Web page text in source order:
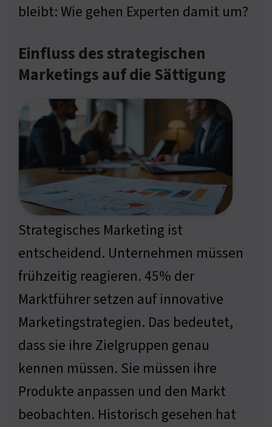
bleibt: Wie gehen Experten damit um?
Einfluss des strategischen
Marketings auf die Sättigung
Strategisches Marketing ist
entscheidend. Unternehmen müssen
frühzeitig reagieren. 45% der
Marktführer setzen auf innovative
Marketingstrategien. Das bedeutet,
dass sie ihre Zielgruppen genau
kennen müssen. Sie müssen ihre
Produkte anpassen und den Markt
beobachten. Historisch gesehen hat